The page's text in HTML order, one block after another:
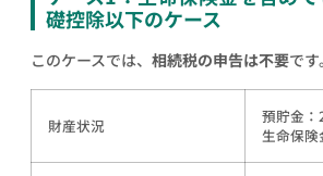
礎控除以下のケース
このケースでは、 相続税の申告は不要です。
財産状況
預貯金：
生命保